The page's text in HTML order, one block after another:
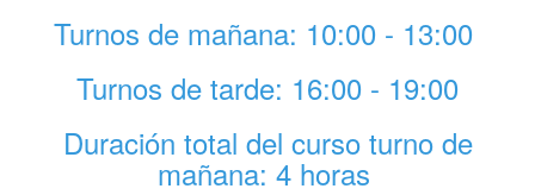
Turnos de mañana: 10:00 - 13:00
Turnos de tarde: 16:00 - 19:00
Duración total del curso turno de
mañana: 4 horas